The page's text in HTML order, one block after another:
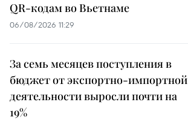
QR-кодам во Вьетнаме
06/08/2026 11:29
За семь месяцев поступления в
бюджет от экспортно-импортной
деятельности выросли почти на
19%